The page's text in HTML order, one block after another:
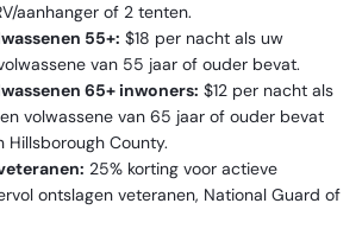
aanhanger of 2 tenten.
55+: $18 per nacht als uw
van 55 jaar of ouder bevat.
65+ inwoners: $12 per nacht als
volwassene van 65 jaar of ouder bevat
Hillsborough County.
25% korting voor actieve
ontslagen veteranen, National Guard of